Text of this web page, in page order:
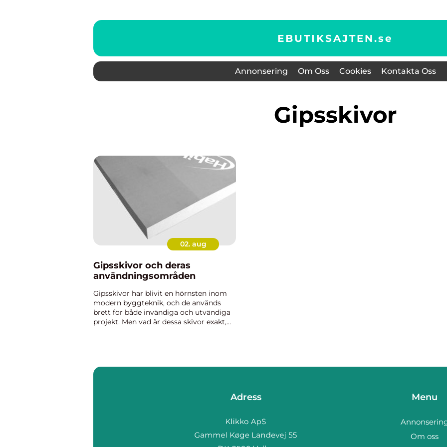
EBUTIKSAJTEN.se
Annonsering Om Oss Cookies Kontakta Oss
Gipsskivor
02. aug
Gipsskivor och deras
användningsområden
Gipsskivor har blivit en hörnsten inom
modern byggteknik, och de används
brett för både invändiga och utvändiga
projekt. Men vad är dessa skivor exakt,
Adress Menu
Om oss